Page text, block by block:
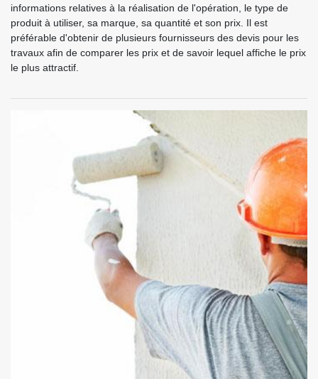
informations relatives à la réalisation de l'opération, le type de
produit à utiliser, sa marque, sa quantité et son prix. Il est
préférable d'obtenir de plusieurs fournisseurs des devis pour les
travaux afin de comparer les prix et de savoir lequel affiche le prix
le plus attractif.